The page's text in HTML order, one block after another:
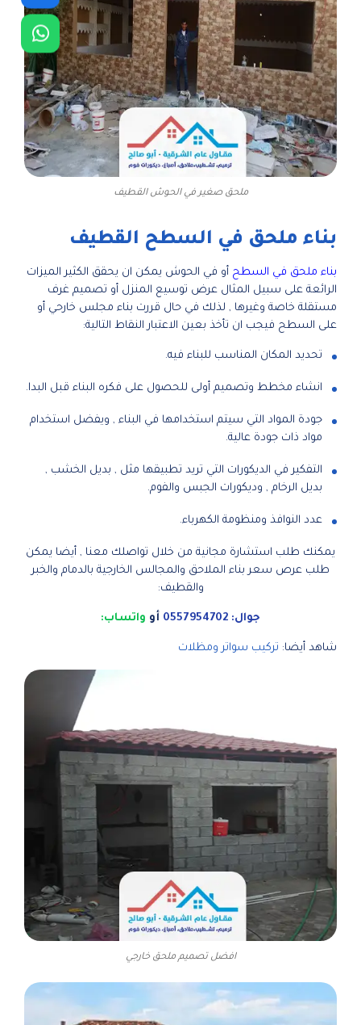
ملحق صغير في الحوش القطيف
بناء ملحق في السطح القطيف
بناء ملحق في السطح أو في الحوش يمكن ان يحقق الكثير الميزات
الرائعة على سبيل المثال عرض توسيع المنزل أو تصميم غرف
مستقلة خاصة وغيرها , لذلك في حال قررت بناء مجلس خارحي أو
على السطح فيجب ان تأخذ بعين الاعتبار النقاط التالية:
تحديد المكان المناسب للبناء فيه.
انشاء مخطط وتصميم أولى للحصول على فكره البناء قبل البدا.
جودة المواد التي سيتم استخدامها في البناء , ويفضل استخدام
مواد ذات جودة عالية.
التفكير في الديكورات التي تريد تطبيقها مثل , بديل الخشب ,
بديل الرخام , وديكورات الجبس والفوم.
عدد النوافذ ومنظومة الكهرباء.
يمكنك طلب استشارة مجانية من خلال تواصلك معنا , أيضا يمكن
طلب عرص سعر بناء الملاحق والمجالس الخارجية بالدمام والخبر
والقطيف:
جوال: 0557954702 أو واتساب:
شاهد أيضا: تركيب سواتر ومظلات
افضل تصميم ملحق خارجي